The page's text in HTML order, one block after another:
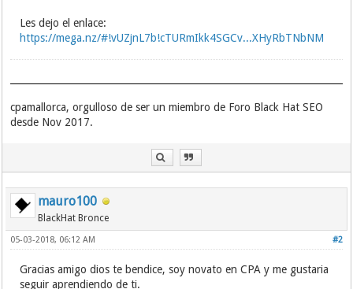
Les dejo el enlace:
https://mega.nz/#!vUZjnL7b!cTURmIkk4SGCv...XHyRbTNbNM
cpamallorca, orgulloso de ser un miembro de Foro Black Hat SEO
desde Nov 2017.
mauro100
BlackHat Bronce
#2
05-03-2018, 06:12 AM
Gracias amigo dios te bendice, soy novato en CPA y me gustaria
seguir aprendiendo de ti.